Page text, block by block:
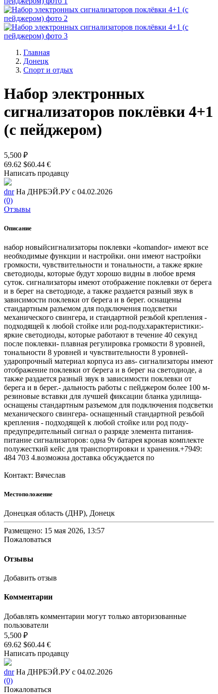
Главная
Донецк
Спорт и отдых
Набор электронных
сигнализаторов поклёвки 4+1
(с пейджером)
5,500 ₽
69.62 $60.44 €
Написать продавцу
dnr На ДНРБЭЙ.РУ с 04.02.2026
(0)
Отзывы
Описание
набор новыйсигнализаторы поклевки «komandor» имеют все
необходимые функции и настройки. они имеют настройки
громкости, чувствительности и тональности, а также яркие
светодиоды, которые будут хорошо видны в любое время
суток. сигнализаторы имеют отображение поклевки от берега
и в берег на светодиоде, а также раздается разный звук в
зависимости поклевки от берега и в берег. оснащены
стандартным разъемом для подключения подсветки
механического свингера, и стандартной резьбой крепления -
подходящей к любой стойке или род-поду.характеристики:-
яркие светодиоды, которые работают в течение 40 секунд
после поклевки- плавная регулировка громкости 8 уровней,
тональности 8 уровней и чувствительности 8 уровней-
ударопрочный материал корпуса из авs- сигнализаторы имеют
отображение поклевки от берега и в берег на светодиоде, а
также раздается разный звук в зависимости поклевки от
берега и в берег.- дальность работы с пейджером более 100 м-
резиновые вставки для лучшей фиксации бланка удилища-
оснащены стандартным разъемом для подключения подсветки
механического свингера- оснащенный стандартной резьбой
крепления - подходящей к любой стойке или род поду-
предупредительный сигнал о разряде элемента питания-
питание сигнализаторов: одна 9v батарея кронав комплекте
полужесткий кейс для транспортировки и хранения.+7949:
484 703 4.возможна доставка обсуждается по
Контакт: Вячеслав
Местоположение
Донецкая область (ДНР), Донецк
Размещено: 15 мая 2026, 13:57
Пожаловаться
Отзывы
Добавить отзыв
Комментарии
Добавлять комментарии могут только авторизованные
пользователи
5,500 ₽
69.62 $60.44 €
Написать продавцу
dnr На ДНРБЭЙ.РУ с 04.02.2026
(0)
Пожаловаться